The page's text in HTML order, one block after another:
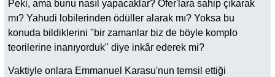
Peki, ama bunu nasıl yapacaklar? Ofer'lara sahip çıkarak
mı? Yahudi lobilerinden ödüller alarak mı? Yoksa bu
konuda bildiklerini "bir zamanlar biz de böyle komplo
teorilerine inanıyorduk" diye inkâr ederek mi?
Vaktiyle onlara Emmanuel Karasu'nun temsil ettiği